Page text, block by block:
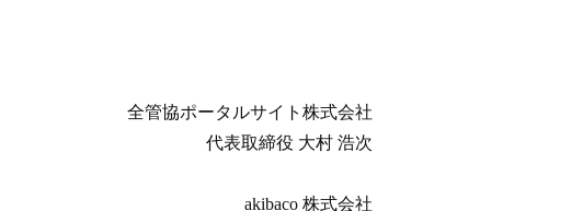
全管協ポータルサイト株式会社
代表取締役 大村 浩次
akibaco 株式会社